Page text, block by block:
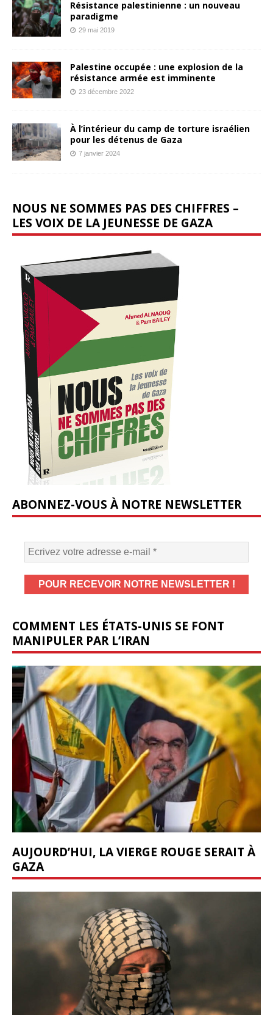
Résistance palestinienne : un nouveau
paradigme
29 mai 2019
Palestine occupée : une explosion de la
résistance armée est imminente
23 décembre 2022
À l’intérieur du camp de torture israélien
pour les détenus de Gaza
7 janvier 2024
NOUS NE SOMMES PAS DES CHIFFRES –
LES VOIX DE LA JEUNESSE DE GAZA
ABONNEZ-VOUS À NOTRE NEWSLETTER
COMMENT LES ÉTATS-UNIS SE FONT
MANIPULER PAR L’IRAN
AUJOURD’HUI, LA VIERGE ROUGE SERAIT À
GAZA